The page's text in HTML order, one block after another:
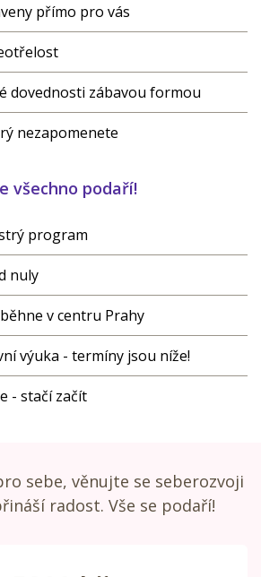
přímo pro vás
dovednosti zábavou formou
nezapomenete
všechno podaří!
program
nuly
v centru Prahy
výuka - termíny jsou níže!
- stačí začít
sebe, věnujte se seberozvoji
radost. Vše se podaří!